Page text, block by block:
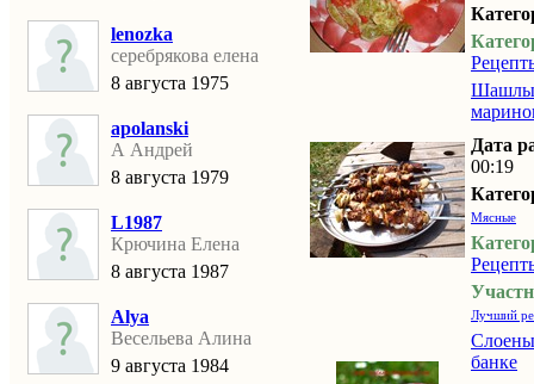
lenozka
серебрякова елена
8 августа 1975
apolanski
А Андрей
8 августа 1979
L1987
Крючина Елена
8 августа 1987
Alya
Весельева Алина
9 августа 1984
Дата
00:19
Мясные
Лучший
банке